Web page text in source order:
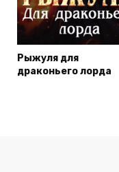
Рыжуля для
драконьего лорда